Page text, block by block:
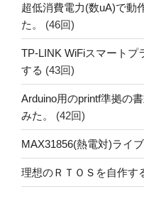
超低消費電力(数uA)で動
た。
(46回)
TP-LINK WiFiスマートプ
する (43回)
Arduino用のprintf準拠の
みた。
(42回)
MAX31856(熱電対)ライ
理想のＲＴＯＳを自作す